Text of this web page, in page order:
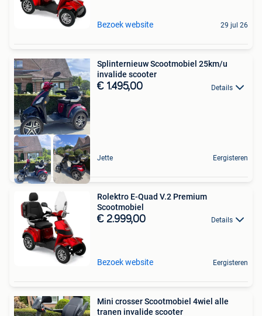
Bezoek website 29 jul 26
Splinternieuw Scootmobiel 25km/u
invalide scooter
€ 1.495,00 Details
Jette Eergisteren
Rolektro E-Quad V.2 Premium
Scootmobiel
€ 2.999,00 Details
Bezoek website Eergisteren
Mini crosser Scootmobiel 4wiel alle
tranen invalide scooter